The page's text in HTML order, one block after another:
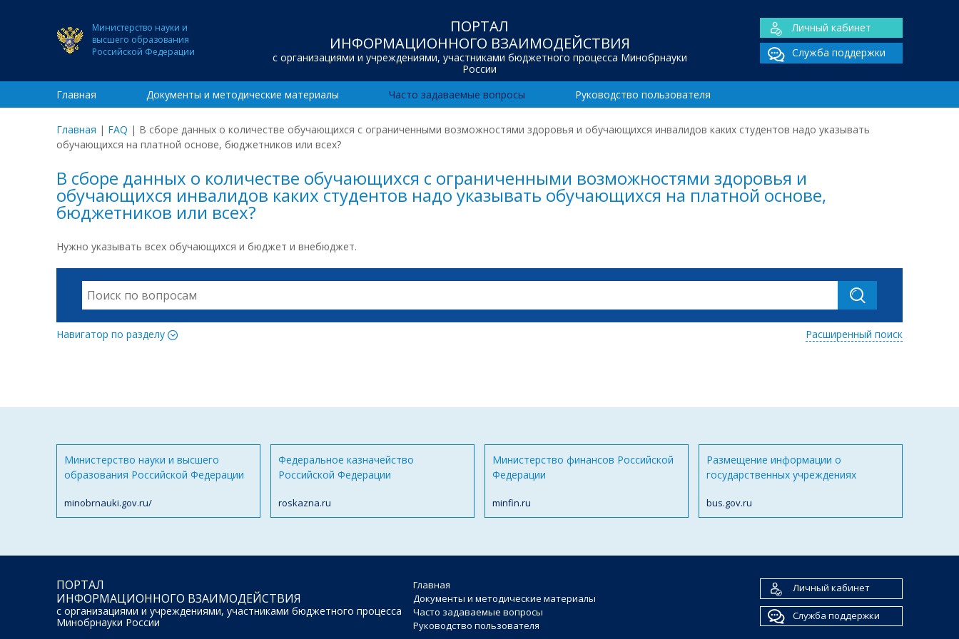
Министерство науки и
высшего образования
Российской Федерации
ПОРТАЛ
ИНФОРМАЦИОННОГО ВЗАИМОДЕЙСТВИЯ
с организациями и учреждениями, участниками бюджетного процесса Минобрнауки
России
Личный кабинет
Служба поддержки
Главная Документы и методические материалы Часто задаваемые вопросы Руководство пользователя
Главная | FAQ | В сборе данных о количестве обучающихся с ограниченными возможностями здоровья и обучающихся инвалидов каких студентов надо указывать
обучающихся на платной основе, бюджетников или всех?
В сборе данных о количестве обучающихся с ограниченными возможностями здоровья и
обучающихся инвалидов каких студентов надо указывать обучающихся на платной основе,
бюджетников или всех?
Нужно указывать всех обучающихся и бюджет и внебюджет.
Навигатор по разделу Расширенный поиск
Министерство науки и высшего
образования Российской Федерации
minobrnauki.gov.ru/
Федеральное казначейство
Российской Федерации
roskazna.ru
Министерство финансов Российской
Федерации
minfin.ru
Размещение информации о
государственных учреждениях
bus.gov.ru
ПОРТАЛ
ИНФОРМАЦИОННОГО ВЗАИМОДЕЙСТВИЯ
с организациями и учреждениями, участниками бюджетного процесса
Минобрнауки России
Главная
Документы и методические материалы
Часто задаваемые вопросы
Руководство пользователя
Личный кабинет
Служба поддержки